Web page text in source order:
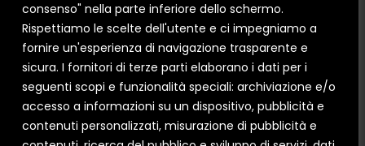
consenso" nella parte inferiore dello schermo.
Rispettiamo le scelte dell'utente e ci impegniamo a
fornire un'esperienza di navigazione trasparente e
sicura. I fornitori di terze parti elaborano i dati per i
seguenti scopi e funzionalità speciali: archiviazione e/o
accesso a informazioni su un dispositivo, pubblicità e
contenuti personalizzati, misurazione di pubblicità e
PERCHÉ CERCHI NUOVI INFISSI?
Sostituire vecchi infissi
Nuova costruzione
QUALE TIPOLOGIA DI INFISSO CERCHI?
ALLUMINIO
LEGNO-ALLUMINIO
SISTEMI OSCURANTI